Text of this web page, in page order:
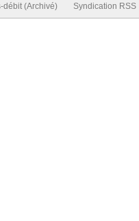
débit (Archivé) Syndication RSS